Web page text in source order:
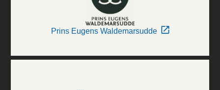
Prins Eugens Waldemarsudde